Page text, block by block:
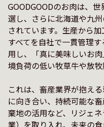
GOODGOODのお肉は、
選し、さらに北海道や九
されています。生産から
すべてを自社で一貫管理
用し、「真に美味しいお
境負荷の低い牧草牛や放牧
これは、畜産業界が抱え
に向き合い、持続可能な
棄地の活用など、リジェ
業）を取り入れ、未来の